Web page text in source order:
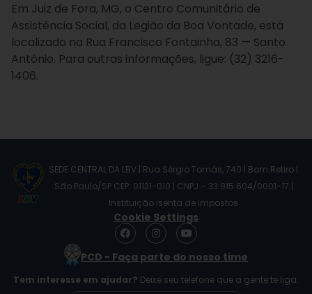
Em Juiz de Fora, MG, o Centro Comunitário de
Assistência Social, da Legião da Boa Vontade, está
localizado na Rua Francisco Fontainha, 83 — Santo
Antônio. Para outras informações, ligue: (32) 3216-
1406.
SEDE CENTRAL DA LBV | Rua Sérgio Tomás, 740 | Bom Retiro |
São Paulo/SP CEP: 01131-010 | CNPJ – 33.915.604/0001-17 |
Instituição isenta de impostos
Cookie Settings
F
a
e
o
I
n
s
t
g
Y
o
t
b
PCD - Faça parte do nosso time
Tem interesse em ajudar? Deixe seu telefone que a gente te liga.